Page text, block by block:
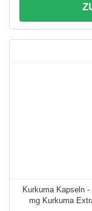
Kurkuma Kapseln
mg Kurkuma